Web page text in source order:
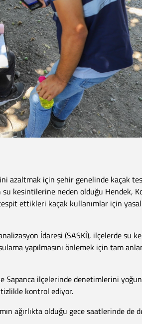
azaltmak için şehir genelinde kaçak
su kesintilerine neden olduğu Hendek,
ettikleri kaçak kullanımlar için
İdaresi (SASKİ), ilçelerde su
yapılmasını önlemek için tam
Sapanca ilçelerinde denetimlerini
kontrol ediyor.
ağırlıkta olduğu gece saatlerinde de